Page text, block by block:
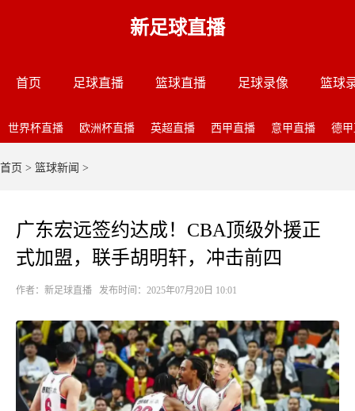
新足球直播
首页 足球直播 篮球直播 足球录像 篮球
世界杯直播 欧洲杯直播 英超直播 西甲直播 意甲直播 德
首页 > 篮球新闻 >
广东宏远签约达成！CBA顶级外援正
式加盟，联手胡明轩，冲击前四
作者：新足球直播 发布时间：2025年07月20日 10:01